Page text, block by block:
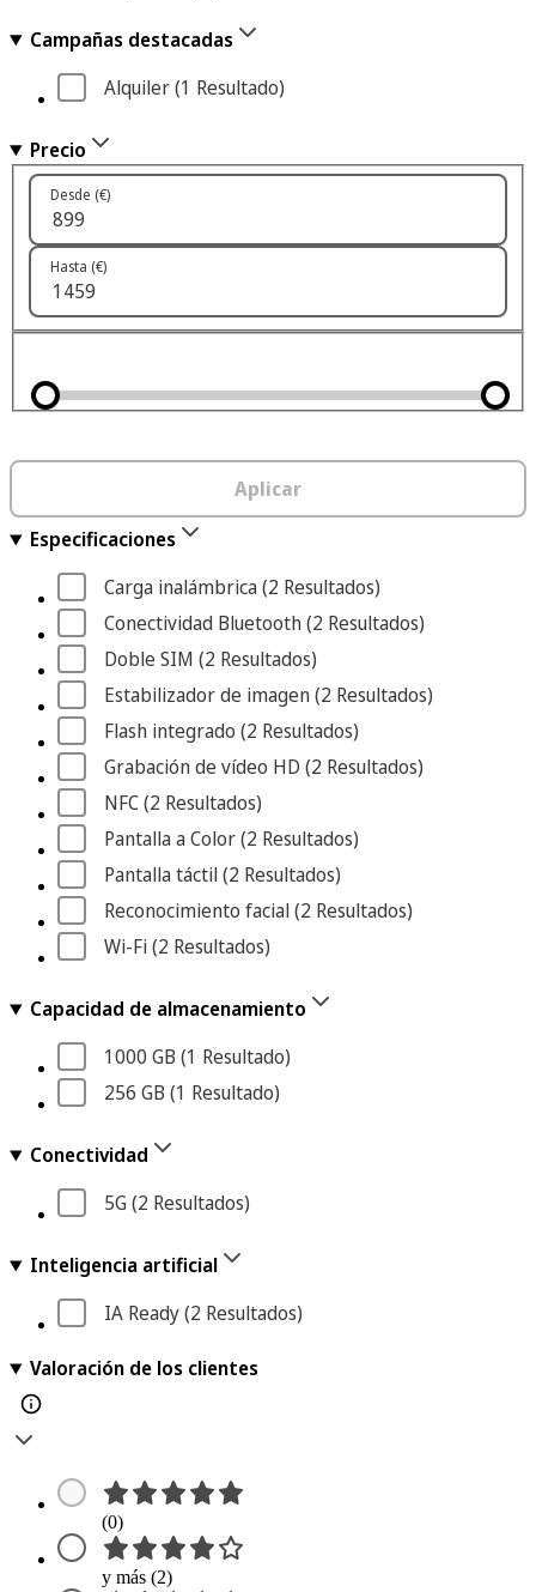
Campañas destacadas
Alquiler (1 Resultado)
Precio
Desde (€)
Hasta (€)
Aplicar
Especificaciones
Carga inalámbrica (2 Resultados)
Conectividad Bluetooth (2 Resultados)
Doble SIM (2 Resultados)
Estabilizador de imagen (2 Resultados)
Flash integrado (2 Resultados)
Grabación de vídeo HD (2 Resultados)
NFC (2 Resultados)
Pantalla a Color (2 Resultados)
Pantalla táctil (2 Resultados)
Reconocimiento facial (2 Resultados)
Wi-Fi (2 Resultados)
Capacidad de almacenamiento
1000 GB (1 Resultado)
256 GB (1 Resultado)
Conectividad
5G (2 Resultados)
Inteligencia artificial
IA Ready (2 Resultados)
Valoración de los clientes
(0)
y más (2)